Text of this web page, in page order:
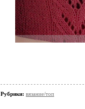
Рубрики: вязание/топ